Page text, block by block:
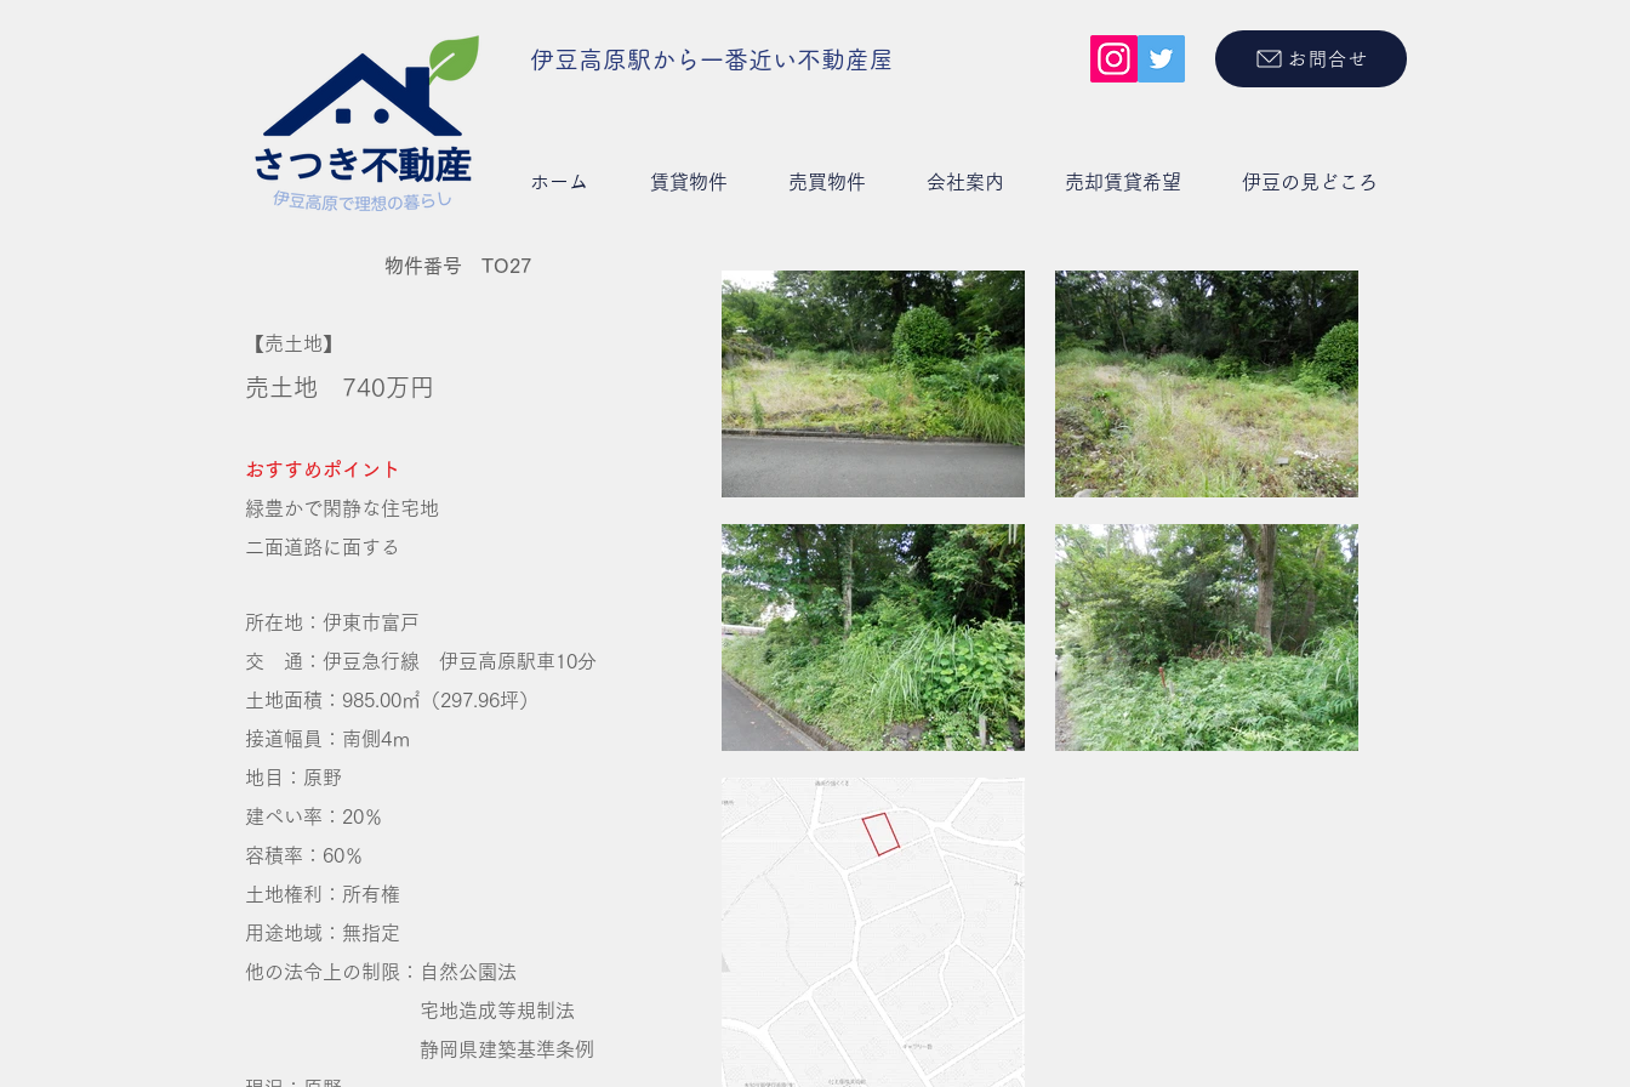
伊豆高原駅から一番近い不動産屋 お問合せ
ホーム 賃貸物件 売買物件 会社案内 売却賃貸希望 伊豆の見どころ
物件番号 TO27
【売土地】
売土地 740万円
おすすめポイント
緑豊かで閑静な住宅地
二面道路に面する
所在地：伊東市富戸
交 通：伊豆急行線 伊豆高原駅車10分
土地面積：985.00㎡（297.96坪）
接道幅員：南側4ｍ
地目：原野
建ぺい率：20％
容積率：60％
土地権利：所有権
用途地域：無指定
他の法令上の制限：自然公園法
宅地造成等規制法
静岡県建築基準条例